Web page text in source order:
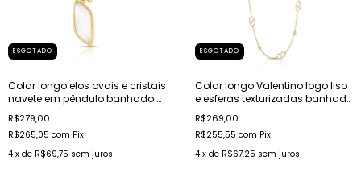
ESGOTADO
Colar longo elos ovais e cristais
navete em pêndulo banhado a
ouro
R$279,00
R$265,05 com Pix
4 x de R$69,75 sem juros
ESGOTADO
Colar longo Valentino logo liso
e esferas texturizadas banhado
a ouro
R$269,00
R$255,55 com Pix
4 x de R$67,25 sem juros